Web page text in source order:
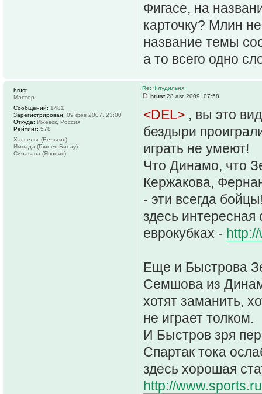
Фигасе, на
карточку? Млин
название темы
а то всего одно
Re: Флудильня
hrust28 авг 2009, 07:58
<DEL> , вы это
бездыри
играть не умеют!
Что Динамо, что
Кержакова,
- эти всегда
здесь интересная
еврокубках -
Еще и Быстрова
Семшова из
хотят заманить,
не играет толком.
И Быстров зря
Спартак тока
здесь хорошая
http://
hrust
Мастер
Сообщений: 1481
Зарегистрирован: 09 фев 2007, 23:00
Откуда: Ижевск, Россия
Рейтинг: 578
Хассельт (Бельгия)
Импада (Гвинея-Бисау)
Синагава (Япония)